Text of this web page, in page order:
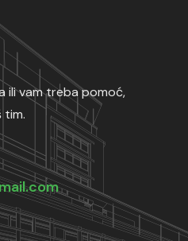
ili vam treba pomoć,
tim.